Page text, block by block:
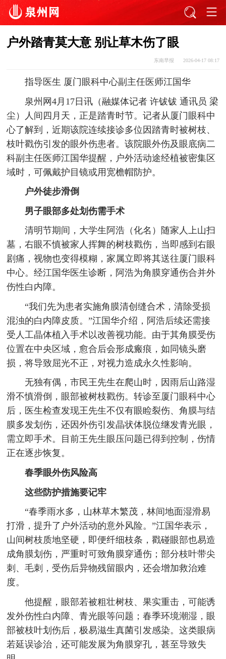
户外踏青莫大意 别让草木伤了眼
东南早报 2026-04-17 08:17
指导医生 厦门眼科中心副主任医师江国华
泉州网4月17日讯（融媒体记者 许钹钹 通讯员 梁
尘）人间四月天，正是踏青时节。记者从厦门眼科中
心了解到，近期该院连续接诊多位因踏青时被树枝、
枝叶戳伤引发的眼外伤患者。该院眼外伤及眼底病二
科副主任医师江国华提醒，户外活动途经植被密集区
域时，可佩戴护目镜或用宽檐帽防护。
户外徒步滑倒
男子眼部多处划伤需手术
清明节期间，大学生阿浩（化名）随家人上山扫
墓，右眼不慎被家人挥舞的树枝戳伤，当即感到右眼
剧痛，视物也变得模糊，家属立即将其送往厦门眼科
中心。经江国华医生诊断，阿浩为角膜穿通伤合并外
伤性白内障。
“我们先为患者实施角膜清创缝合术，清除受损
混浊的白内障皮质。”江国华介绍，阿浩后续还需接
受人工晶体植入手术以改善视功能。由于其角膜受伤
位置在中央区域，愈合后会形成瘢痕，如同镜头磨
损，将导致屈光不正，对视力造成永久性影响。
无独有偶，市民王先生在爬山时，因雨后山路湿
滑不慎滑倒，眼部被树枝戳伤。转诊至厦门眼科中心
后，医生检查发现王先生不仅有眼睑裂伤、角膜与结
膜多发划伤，还因外伤引发晶状体脱位继发青光眼，
需立即手术。目前王先生眼压问题已得到控制，伤情
正在逐步恢复。
春季眼外伤风险高
这些防护措施要记牢
“春季雨水多，山林草木繁茂，林间地面湿滑易
打滑，提升了户外活动的意外风险。”江国华表示，
山间树枝质地坚硬，即便纤细枝条，戳碰眼部也易造
成角膜划伤，严重时可致角膜穿通伤；部分枝叶带尖
刺、毛刺，受伤后异物残留眼内，还会增加救治难
度。
他提醒，眼部若被粗壮树枝、果实重击，可能诱
发外伤性白内障、青光眼等问题；春季环境潮湿，眼
部被枝叶划伤后，极易滋生真菌引发感染。这类眼病
若延误诊治，还可能发展为角膜穿孔，甚至导致失